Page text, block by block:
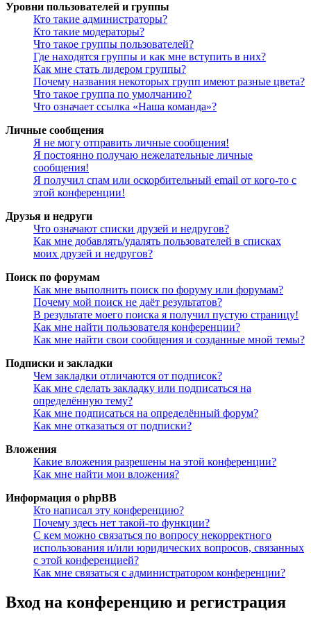
Уровни пользователей и группы
Кто такие администраторы?
Кто такие модераторы?
Что такое группы пользователей?
Где находятся группы и как мне вступить в них?
Как мне стать лидером группы?
Почему названия некоторых групп имеют разные цвета?
Что такое группа по умолчанию?
Что означает ссылка «Наша команда»?
Личные сообщения
Я не могу отправить личные сообщения!
Я постоянно получаю нежелательные личные
сообщения!
Я получил спам или оскорбительный email от кого-то с
этой конференции!
Друзья и недруги
Что означают списки друзей и недругов?
Как мне добавлять/удалять пользователей в списках
моих друзей и недругов?
Поиск по форумам
Как мне выполнить поиск по форуму или форумам?
Почему мой поиск не даёт результатов?
В результате моего поиска я получил пустую страницу!
Как мне найти пользователя конференции?
Как мне найти свои сообщения и созданные мной темы?
Подписки и закладки
Чем закладки отличаются от подписок?
Как мне сделать закладку или подписаться на
определённую тему?
Как мне подписаться на определённый форум?
Как мне отказаться от подписки?
Вложения
Какие вложения разрешены на этой конференции?
Как мне найти мои вложения?
Информация о phpBB
Кто написал эту конференцию?
Почему здесь нет такой-то функции?
С кем можно связаться по вопросу некорректного
использования и/или юридических вопросов, связанных
с этой конференцией?
Как мне связаться с администратором конференции?
Вход на конференцию и регистрация